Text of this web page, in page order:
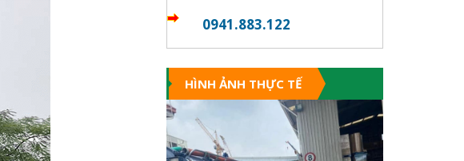
0941.883.122
HÌNH ẢNH THỰC TẾ